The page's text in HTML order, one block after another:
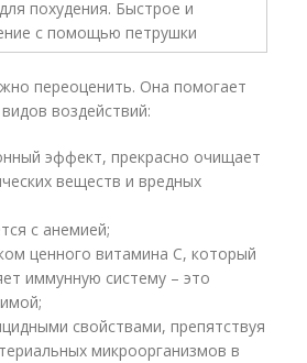
переоценить. Она помогает
воздействий:
эффект, прекрасно очищает
веществ и вредных
с анемией;
ценного витамина С, который
иммунную систему – это
свойствами, препятствуя
микроорганизмов в